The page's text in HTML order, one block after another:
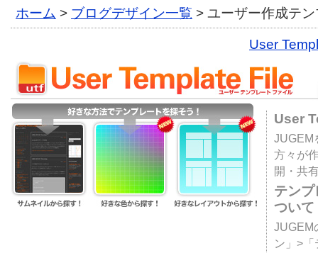
ホーム > ブログデザイン一覧 > ユーザー作成テ
User
User
JUGEM
方々が
開・共
テン
ついて
JUGEM
ン」>